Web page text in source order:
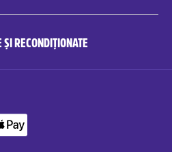
RECONDIȚIONATE